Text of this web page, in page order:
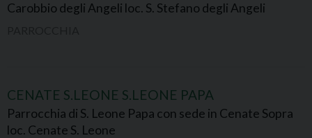
Carobbio degli Angeli loc. S. Stefano degli Angeli
CENATE S.LEONE S.LEONE PAPA
Parrocchia di S. Leone Papa con sede in Cenate Sopra
loc. Cenate S. Leone